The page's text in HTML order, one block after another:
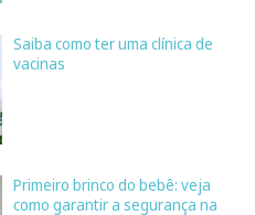
Saiba como ter uma clínica de
vacinas
Primeiro brinco do bebê: veja
como garantir a segurança na